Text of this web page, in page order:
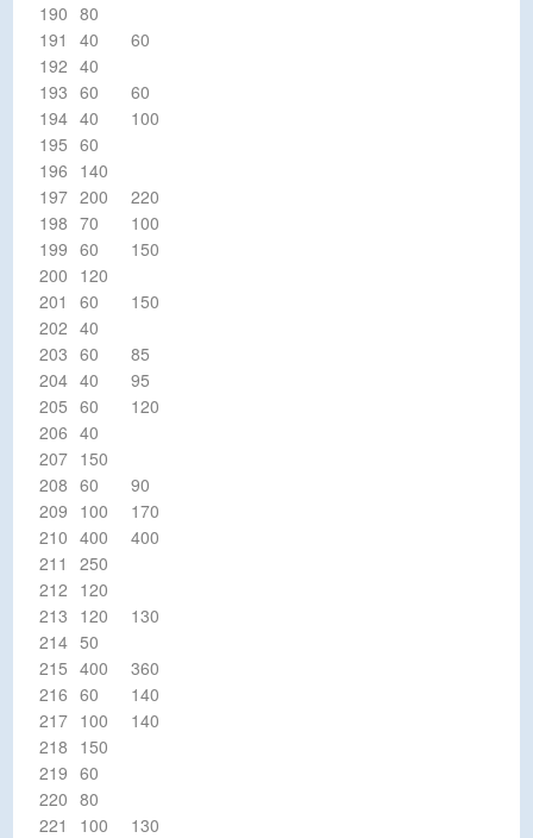
190 80
191
40
60
192 40
193 60
60
194 40
100
195 60
196 140
197 200
220
198 70
100
199 60
150
200 120
201
60
150
202 40
203 60
85
204 40
95
205 60
120
206 40
207 150
208 60
90
209 100
170
210 400
400
211
250
212 120
213 120
130
214 50
215 400
360
216 60
140
217 100
140
218 150
219 60
220 80
221
100
130